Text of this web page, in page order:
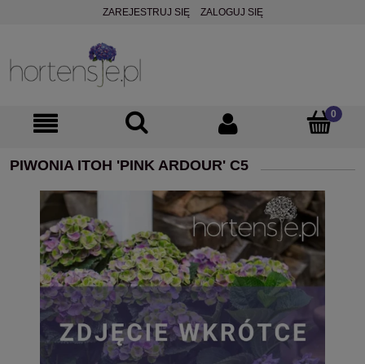
ZAREJESTRUJ SIĘ ZALOGUJ SIĘ
PIWONIA ITOH 'PINK ARDOUR' C5